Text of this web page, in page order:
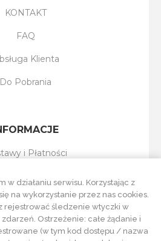
KONTAKT
FAQ
Klienta
Do Pobrania
i Płatności
Sklepu
Prywatności
w działaniu serwisu. Korzystając z
na wykorzystanie przez nas cookies.
rejestrować śledzenie wtyczki w
Ostrzeżenie: całe żądanie i
(w tym kod dostępu / nazwa